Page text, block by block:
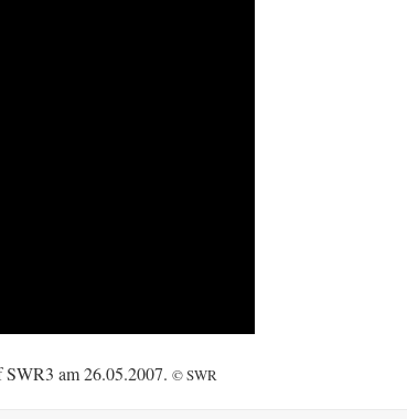
SWR3 am 26.05.2007. © SWR